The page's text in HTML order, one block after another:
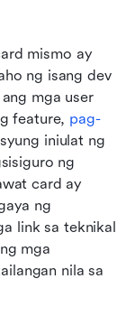
mismo ay
ng isang dev
mga user
feature, pag-
iniulat ng
ng
card ay
ng
link sa teknikal
mga
nila sa